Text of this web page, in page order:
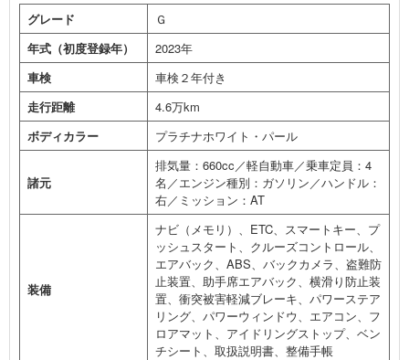
グレード
Ｇ
年式（初度登録年）
2023年
車検
車検２年付き
走行距離
4.6万km
ボディカラー
プラチナホワイト・パール
諸元
排気量：660cc／軽自動車／乗車定員：4
名／エンジン種別：ガソリン／ハンドル：
右／ミッション：AT
装備
ナビ（メモリ）、ETC、スマートキー、プ
ッシュスタート、クルーズコントロール、
エアバック、ABS、バックカメラ、盗難防
止装置、助手席エアバック、横滑り防止装
置、衝突被害軽減ブレーキ、パワーステア
リング、パワーウィンドウ、エアコン、フ
ロアマット、アイドリングストップ、ベン
チシート、取扱説明書、整備手帳